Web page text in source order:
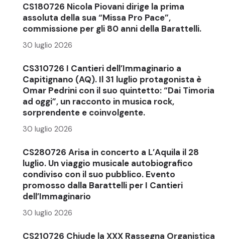
CS180726 Nicola Piovani dirige la prima
assoluta della sua “Missa Pro Pace”,
commissione per gli 80 anni della Barattelli.
30 luglio 2026
CS310726 I Cantieri dell’Immaginario a
Capitignano (AQ). Il 31 luglio protagonista è
Omar Pedrini con il suo quintetto: “Dai Timoria
ad oggi”, un racconto in musica rock,
sorprendente e coinvolgente.
30 luglio 2026
CS280726 Arisa in concerto a L’Aquila il 28
luglio. Un viaggio musicale autobiografico
condiviso con il suo pubblico. Evento
promosso dalla Barattelli per I Cantieri
dell’Immaginario
30 luglio 2026
CS210726 Chiude la XXX Rassegna Organistica